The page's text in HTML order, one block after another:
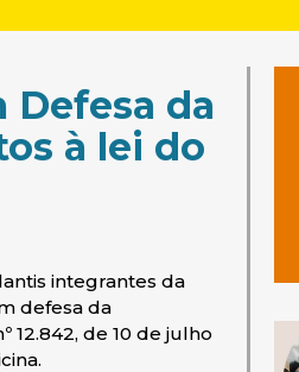
Defesa da
à lei do
integrantes da
defesa da
12.842, de 10 de julho